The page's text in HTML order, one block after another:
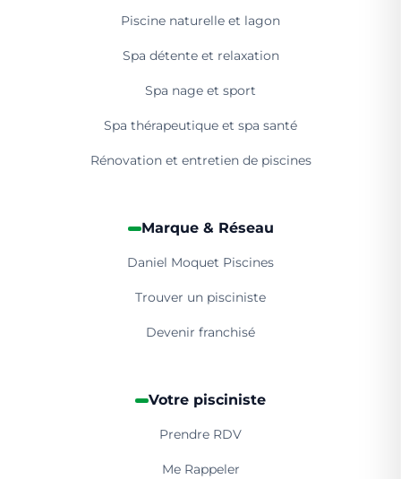
Piscine naturelle et lagon
Spa détente et relaxation
Spa nage et sport
Spa thérapeutique et spa santé
Rénovation et entretien de piscines
Marque & Réseau
Daniel Moquet Piscines
Trouver un pisciniste
Devenir franchisé
Votre pisciniste
Prendre RDV
Me Rappeler